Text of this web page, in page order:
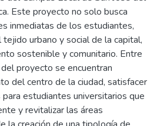
Este proyecto no solo busca
inmediatas de los estudiantes,
urbano y social de la capital,
sostenible y comunitario. Entre
proyecto se encuentran
del centro de la ciudad, satisfacer
estudiantes universitarios que
y revitalizar las áreas